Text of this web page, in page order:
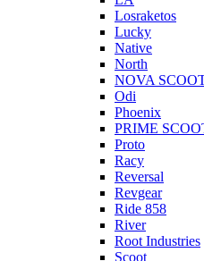
Losraketos
Lucky
Native
North
NOVA
Odi
Phoenix
PRIME
Proto
Racy
Reversal
Revgear
Ride 858
River
Root Industries
Scoot